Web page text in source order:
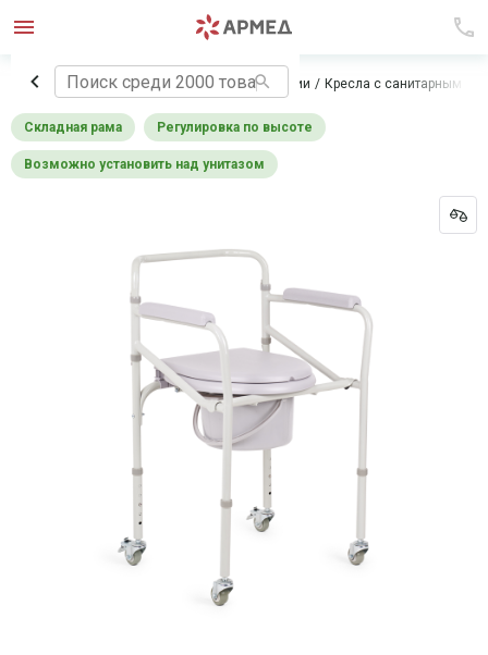
Главная Технические средства реабилитации Кресла с санитарным
Складная рама Регулировка по высоте
Возможно установить над унитазом